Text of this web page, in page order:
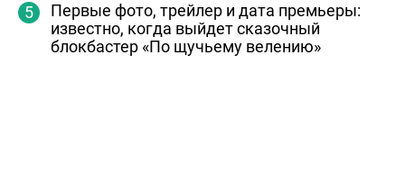
Первые фото, трейлер и дата премьеры:
известно, когда выйдет сказочный
блокбастер «По щучьему велению»